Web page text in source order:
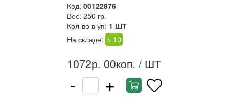
Код: 00122876
Вес: 250 гр.
Кол-во в уп: 1 ШТ
На складе: > 10
1072р. 00коп. / ШТ
- +